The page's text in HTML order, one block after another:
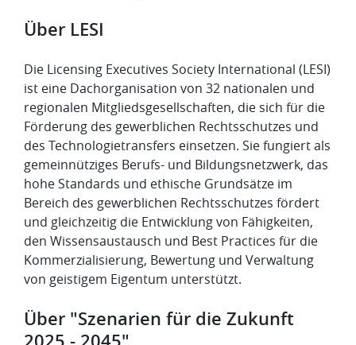
Über LESI
Die Licensing Executives Society International (LESI)
ist eine Dachorganisation von 32 nationalen und
regionalen Mitgliedsgesellschaften, die sich für die
Förderung des gewerblichen Rechtsschutzes und
des Technologietransfers einsetzen. Sie fungiert als
gemeinnütziges Berufs- und Bildungsnetzwerk, das
hohe Standards und ethische Grundsätze im
Bereich des gewerblichen Rechtsschutzes fördert
und gleichzeitig die Entwicklung von Fähigkeiten,
den Wissensaustausch und Best Practices für die
Kommerzialisierung, Bewertung und Verwaltung
von geistigem Eigentum unterstützt.
Über "Szenarien für die Zukunft